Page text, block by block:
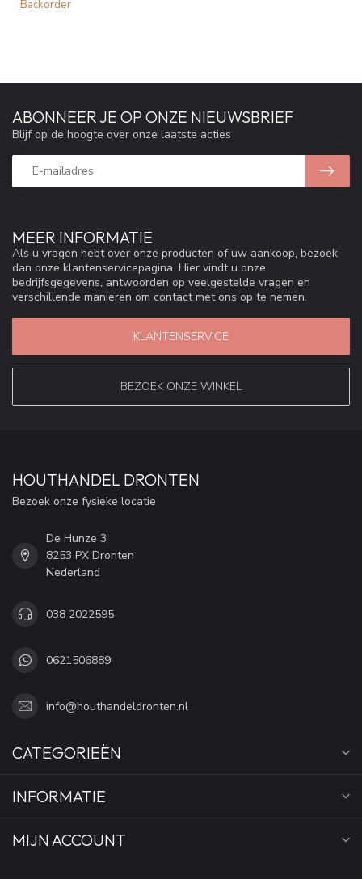
Backorder
MEER INFORMATIE
Als u vragen hebt over onze producten of uw aankoop, bezoek
dan onze klantenservicepagina. Hier vindt u onze
bedrijfsgegevens, antwoorden op veelgestelde vragen en
verschillende manieren om contact met ons op te nemen.
KLANTENSERVICE
BEZOEK ONZE WINKEL
ABONNEER JE OP ONZE NIEUWSBRIEF
Blijf op de hoogte over onze laatste acties
HOUTHANDEL DRONTEN
Bezoek onze fysieke locatie
De Hunze 3
8253 PX Dronten
Nederland
038 2022595
0621506889
info@houthandeldronten.nl
CATEGORIEËN
INFORMATIE
MIJN ACCOUNT